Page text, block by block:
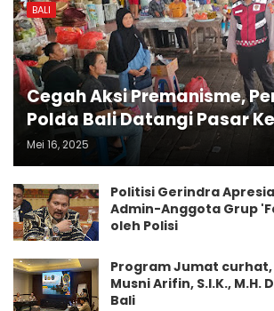
BALI
Cegah Aksi Premanisme,
Polda Bali Datangi Pasar
Mei 16, 2025
Politisi Gerindra
Admin-Anggota Grup
oleh Polisi
Program Jumat curhat,
Musni Arifin, S.I.K.,
Bali